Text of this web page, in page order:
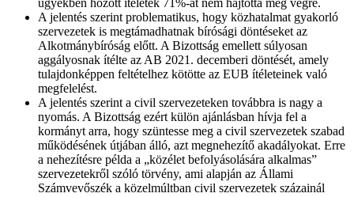
A jelentés szerint problematikus, hogy közhatalmat gyakorló
szervezetek is megtámadhatnak bírósági döntéseket az
Alkotmánybíróság előtt. A Bizottság emellett súlyosan
aggályosnak ítélte az AB 2021. decemberi döntését, amely
tulajdonképpen feltételhez kötötte az EUB ítéleteinek való
megfelelést.
A jelentés szerint a civil szervezeteken továbbra is nagy a
nyomás. A Bizottság ezért külön ajánlásban hívja fel a
kormányt arra, hogy szüntesse meg a civil szervezetek szabad
működésének útjában álló, azt megnehezítő akadályokat. Erre
a nehezítésre példa a „közélet befolyásolására alkalmas”
szervezetekről szóló törvény, ami alapján az Állami
Számvevőszék a közelmúltban civil szervezetek százainál